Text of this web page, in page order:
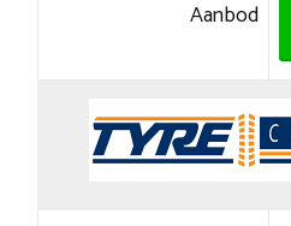
Aanbod